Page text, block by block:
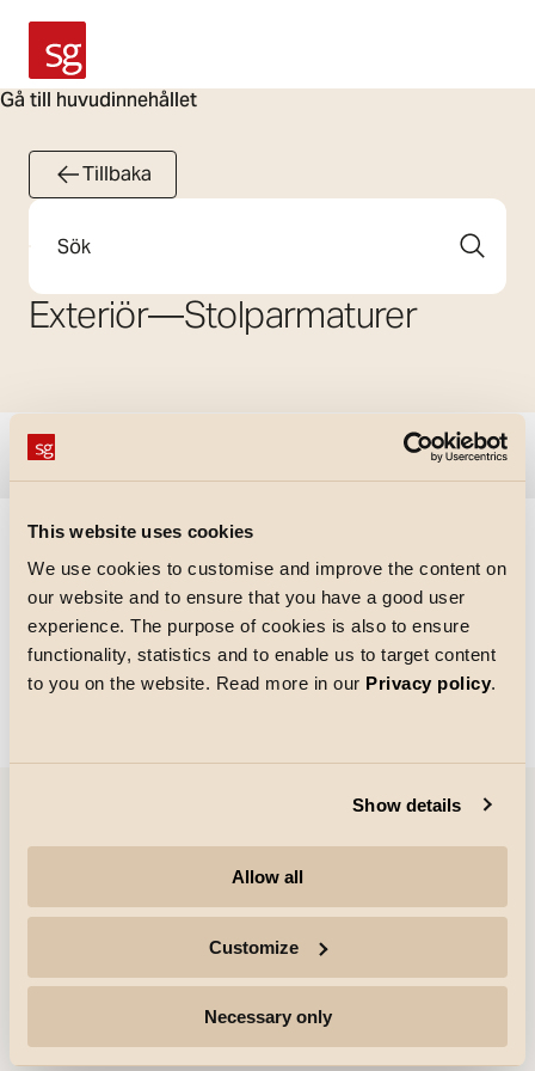
This website uses cookies
We use cookies to customise and improve the content on
our website and to ensure that you have a good user
experience. The purpose of cookies is also to ensure
functionality, statistics and to enable us to target content
to you on the website. Read more in our Privacy policy.
Show details
Allow all
Customize
Necessary only
Gå till huvudinnehållet
SG Armaturen
Tillbaka
Sök
Exteriör—Stolparmaturer
Storlek på rutnätet
Laddar
Företag
Höjdpunkter
Yrkesverksamma